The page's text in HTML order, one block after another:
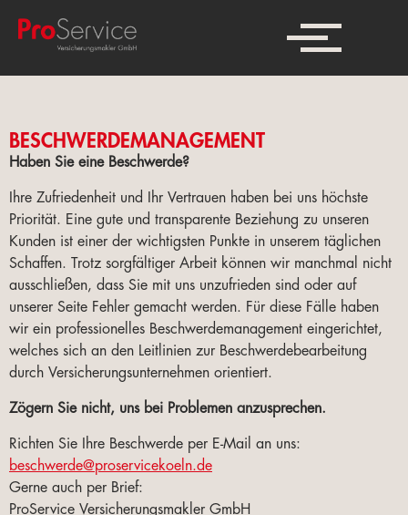
BESCHWERDEMANAGEMENT
Haben Sie eine Beschwerde?
Ihre Zufriedenheit und Ihr Vertrauen haben bei uns höchste
Priorität. Eine gute und transparente Beziehung zu unseren
Kunden ist einer der wichtigsten Punkte in unserem täglichen
Schaffen. Trotz sorgfältiger Arbeit können wir manchmal nicht
ausschließen, dass Sie mit uns unzufrieden sind oder auf
unserer Seite Fehler gemacht werden. Für diese Fälle haben
wir ein professionelles Beschwerdemanagement eingerichtet,
welches sich an den Leitlinien zur Beschwerdebearbeitung
durch Versicherungsunternehmen orientiert.
Zögern Sie nicht, uns bei Problemen anzusprechen.
Richten Sie Ihre Beschwerde per E-Mail an uns:
beschwerde@proservicekoeln.de
Gerne auch per Brief:
ProService Versicherungsmakler GmbH